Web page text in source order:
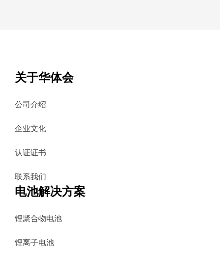
关于华体会
公司介绍
企业文化
认证证书
联系我们
电池解决方案
锂聚合物电池
锂离子电池